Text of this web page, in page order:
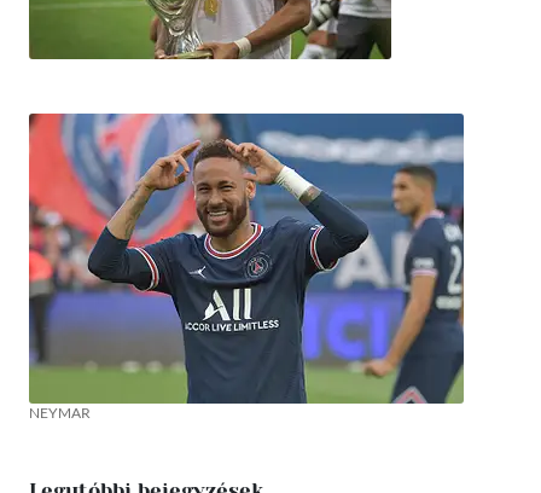
NEYMAR